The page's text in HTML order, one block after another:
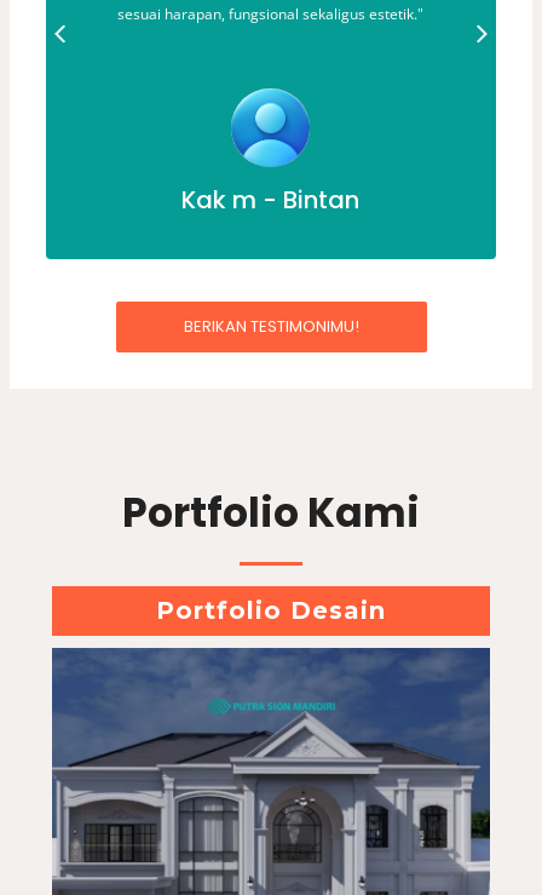
Kak m - Bintan
sesuai harapan, fungsional sekaligus estetik."
BERIKAN TESTIMONIMU!
Portfolio Kami
Portfolio Desain